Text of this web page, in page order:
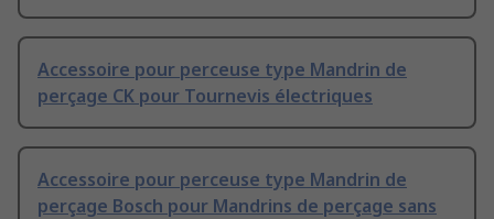
Accessoire pour perceuse type Mandrin de
perçage CK pour Tournevis électriques
Accessoire pour perceuse type Mandrin de
perçage Bosch pour Mandrins de perçage sans